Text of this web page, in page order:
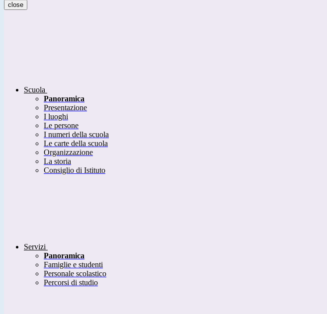
close
Scuola
Panoramica
Presentazione
I luoghi
Le persone
I numeri della scuola
Le carte della scuola
Organizzazione
La storia
Consiglio di Istituto
Servizi
Panoramica
Famiglie e studenti
Personale scolastico
Percorsi di studio